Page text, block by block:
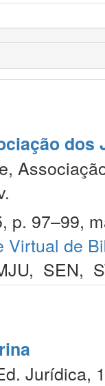
dos
p. 97–99,
Virtual de
, SEN,
Jurídica,